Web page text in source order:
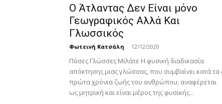
Ο Άτλαντας Δεν Είναι μόνο
Γεωγραφικός Αλλά Και
Γλωσσικός
Φωτεινή Κατσάλη - 12/12/2020
Πόσες Γλώσσες Μιλάτε Η φυσική διαδικασία
απόκτησης μιας γλώσσας, που συμβαίνει κατά τα
πρώτα χρόνια ζωής του ανθρώπου, αναφέρεται
ως μητρική και είναι μέρος της φυσικής...